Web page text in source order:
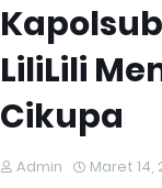
LiliLili
Cikupa
Admin Maret 14,